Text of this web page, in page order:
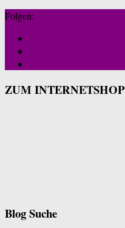
Folgen:
ZUM INTERNETSHOP
Blog Suche